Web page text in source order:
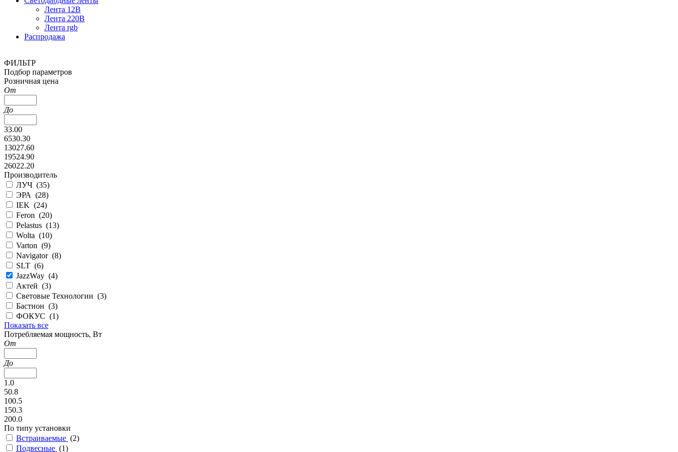
Лента 12В
Лента 220В
Лента rgb
Распродажа
ФИЛЬТР
Подбор параметров
Розничная цена
От
До
33.00
6530.30
13027.60
19524.90
26022.20
Производитель
ЛУЧ (35)
ЭРА (28)
IEK (24)
Feron (20)
Pelastus (13)
Wolta (10)
Varton (9)
Navigator (8)
SLT (6)
JazzWay (4)
Актей (3)
Световые Технологии (3)
Бастион (3)
ФОКУС (1)
Показать все
Потребляемая мощность, Вт
От
До
1.0
50.8
100.5
150.3
200.0
По типу установки
Встраиваемые (2)
Подвесные (1)